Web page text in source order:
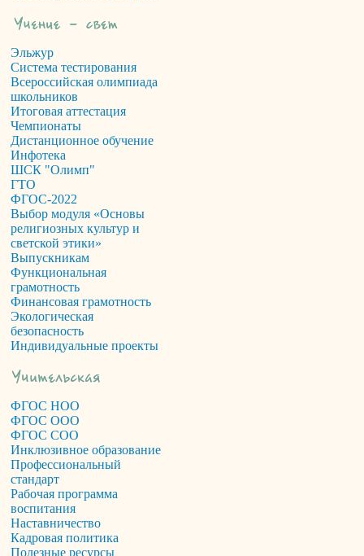
Эльжур
Система тестирования
Всероссийская олимпиада
школьников
Итоговая аттестация
Чемпионаты
Дистанционное обучение
Инфотека
ШСК "Олимп"
ГТО
ФГОС-2022
Выбор модуля «Основы
религиозных культур и
светской этики»
Выпускникам
Функциональная
грамотность
Финансовая грамотность
Экологическая
безопасность
Индивидуальные проекты
ФГОС НОО
ФГОС ООО
ФГОС СОО
Инклюзивное образование
Профессиональный
стандарт
Рабочая программа
воспитания
Наставничество
Кадровая политика
Полезные ресурсы